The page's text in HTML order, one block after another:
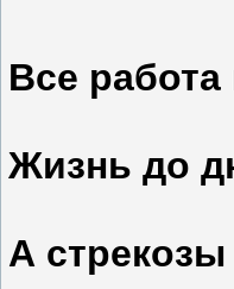
Все работа
Жизнь до
А